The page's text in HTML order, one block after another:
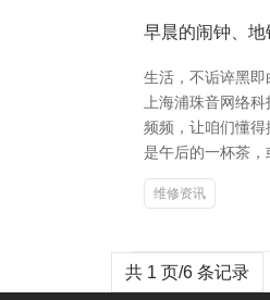
早晨的闹钟、
生活，不诟谇黑
上海浦珠音网络
频频，让咱们懂
是午后的一杯茶
维修资讯
共 1 页/6 条记录